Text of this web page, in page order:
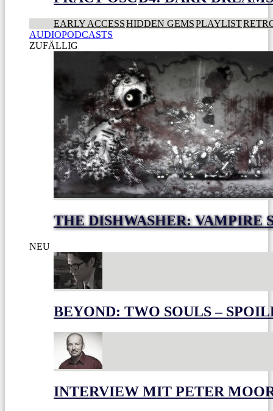
EARLY ACCESSHIDDEN GEMSPLAYLIST
AUDIOPODCASTS
ZUFÄLLIG
THE DISHWASHER: VAMPIRE
NEU
BEYOND: TWO SOULS –
INTERVIEW MIT PETER